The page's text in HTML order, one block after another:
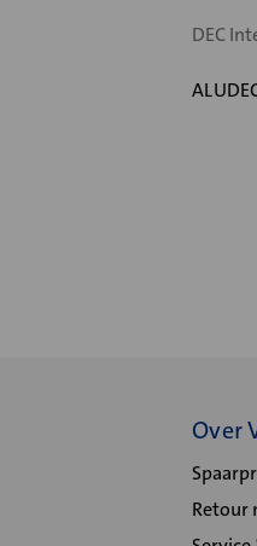
DEC
Over
Retour